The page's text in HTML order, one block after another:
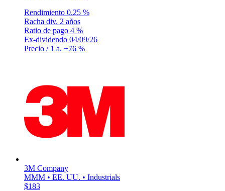
Rendimiento 0.25 %
Racha div. 2 años
Ratio de pago 4 %
Ex-dividendo 04/09/26
Precio / 1 a. +76 %
3M Company
MMM • EE. UU. • Industrials
$183